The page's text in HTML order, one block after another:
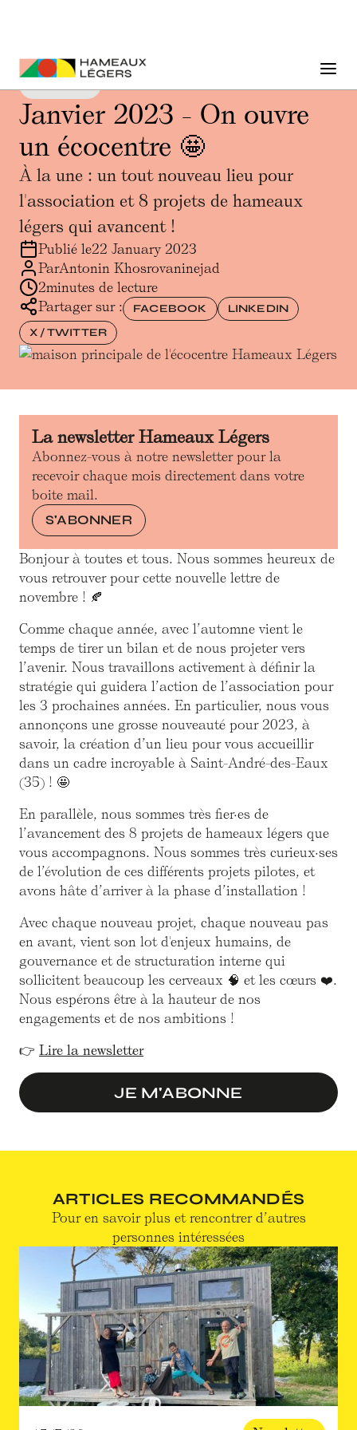
Janvier 2023 - On ouvre
un écocentre 🤩
À la une : un tout nouveau lieu pour
l'association et 8 projets de hameaux
légers qui avancent !
Publié le22 January 2023
ParAntonin Khosrovaninejad
2minutes de lecture
Partager sur :
FACEBOOK
LINKEDIN
X / TWITTER
La newsletter Hameaux Légers
Abonnez-vous à notre newsletter pour la
recevoir chaque mois directement dans votre
boite mail.
S'ABONNER
Bonjour à toutes et tous. Nous sommes heureux de
vous retrouver pour cette nouvelle lettre de
novembre ! 🍂
Comme chaque année, avec l’automne vient le
temps de tirer un bilan et de nous projeter vers
l’avenir. Nous travaillons activement à définir la
stratégie qui guidera l’action de l’association pour
les 3 prochaines années. En particulier, nous vous
annonçons une grosse nouveauté pour 2023, à
savoir, la création d’un lieu pour vous accueillir
dans un cadre incroyable à Saint-André-des-Eaux
(35) ! 🤩
En parallèle, nous sommes très fier·es de
l’avancement des 8 projets de hameaux légers que
vous accompagnons. Nous sommes très curieux·ses
de l’évolution de ces différents projets pilotes, et
avons hâte d’arriver à la phase d’installation !
Avec chaque nouveau projet, chaque nouveau pas
en avant, vient son lot d'enjeux humains, de
gouvernance et de structuration interne qui
sollicitent beaucoup les cerveaux 🧠 et les cœurs ❤️.
Nous espérons être à la hauteur de nos
engagements et de nos ambitions !
‍👉 Lire la newsletter
JE M'ABONNE
ARTICLES RECOMMANDÉS
Pour en savoir plus et rencontrer d’autres
personnes intéressées